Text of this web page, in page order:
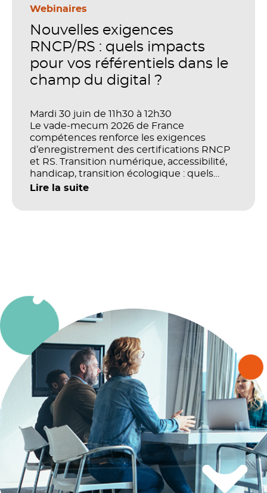
stratégique. Mais comment démontrer
investissements sur les compétences, la
productivité et la performance des
Webinaires
Nouvelles exigences
RNCP/RS : quels impacts
pour vos référentiels dans le
champ du digital ?
Mardi 30 juin de 11h30 à 12h30
Le vade-mecum 2026 de France
compétences renforce les exigences
d’enregistrement des certifications RNCP
et RS. Transition numérique, accessibilité,
handicap, transition écologique : quels
impacts concrets pour les référentiels dans
Lire la suite